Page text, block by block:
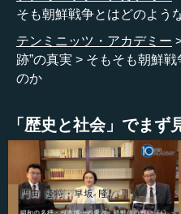
そも朝鮮戦争とはどのよう
テンミニッツ・アカデミー
跡”の真実
そもそも朝鮮
のか
「歴史と社会」でま